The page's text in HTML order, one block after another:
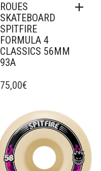
ROUES
SKATEBOARD
SPITFIRE
FORMULA 4
CLASSICS 56MM
93A
75,00€
Ajouter à mes favoris